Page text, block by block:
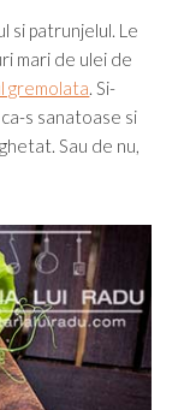
si patrunjelul. Le
mari de ulei de
gremolata. Si-
s sanatoase si
Sau de nu,